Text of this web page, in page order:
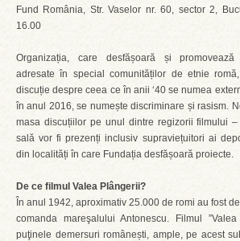
Fund România, Str. Vaselor nr. 60, sector 2,
16.00
Organizația, care desfășoară și promovează
adresate în special comunităților de etnie
discuție despre ceea ce în anii ‘40 se numea
în anul 2016, se numește discriminare și rasism.
masa discuțiilor pe unul dintre regizorii filmului
sală vor fi prezenți inclusiv supraviețuitori ai
din localități în care Fundația desfășoară proiecte.
De ce filmul Valea Plângerii?
În anul 1942, aproximativ 25.000 de romi au fost
comanda mareşalului Antonescu. Filmul
puţinele demersuri românești, ample, pe acest